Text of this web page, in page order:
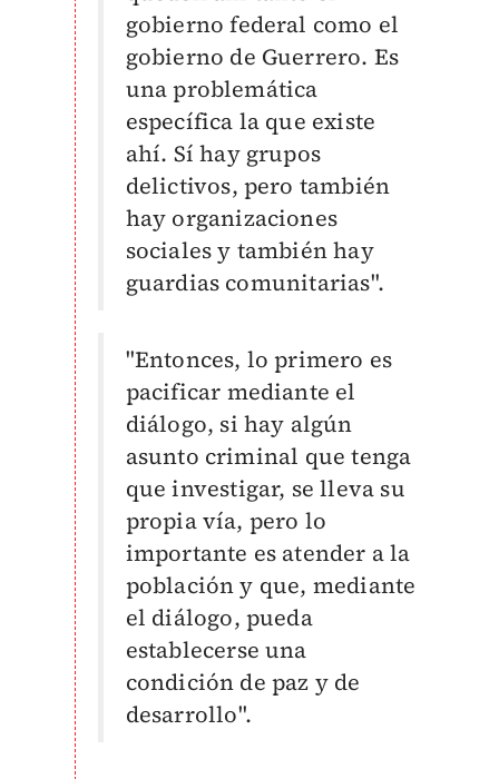
gobierno federal como el
gobierno de Guerrero. Es
una problemática
específica la que existe
ahí. Sí hay grupos
delictivos, pero también
hay organizaciones
sociales y también hay
guardias comunitarias".
"Entonces, lo primero es
pacificar mediante el
diálogo, si hay algún
asunto criminal que tenga
que investigar, se lleva su
propia vía, pero lo
importante es atender a la
población y que, mediante
el diálogo, pueda
establecerse una
condición de paz y de
desarrollo".